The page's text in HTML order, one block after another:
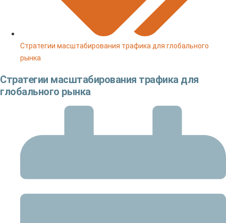
Стратегии масштабирования трафика для глобального
рынка
Стратегии масштабирования трафика для
глобального рынка